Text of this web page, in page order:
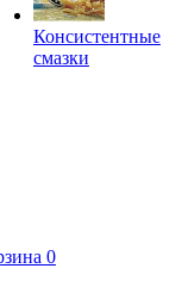
Консистентные
смазки
0